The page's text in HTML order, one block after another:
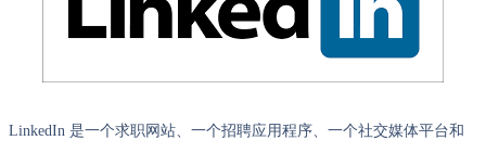
LinkedIn 是一个求职网站、一个招聘应用程序、一个社交媒体平台和